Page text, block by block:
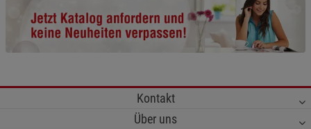
Kontakt
Über uns
Funktionale Cookies (1) Funktionale
Beschreibung Funktionale Cookies
anzeigen
Statistik Cookies (2) Statistik Cookies
Beschreibung Statistik Cookies